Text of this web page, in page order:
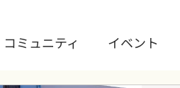
コミュニティ イベント